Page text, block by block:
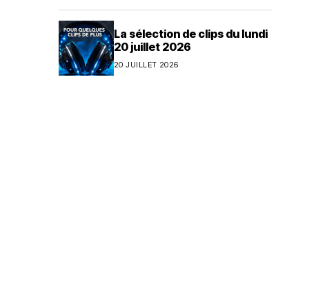
La sélection de clips du lundi
20 juillet 2026
20 JUILLET 2026